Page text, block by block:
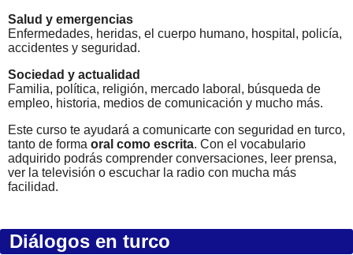
Salud y emergencias
Enfermedades, heridas, el cuerpo humano, hospital, policía,
accidentes y seguridad.
Sociedad y actualidad
Familia, política, religión, mercado laboral, búsqueda de
empleo, historia, medios de comunicación y mucho más.
Este curso te ayudará a comunicarte con seguridad en turco,
tanto de forma oral como escrita. Con el vocabulario
adquirido podrás comprender conversaciones, leer prensa,
ver la televisión o escuchar la radio con mucha más
facilidad.
Diálogos en turco